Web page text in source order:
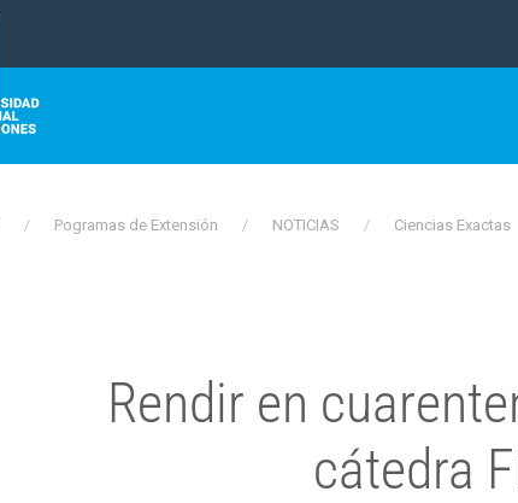
Pogramas de Extensión NOTICIAS Ciencias Exactas
Rendir en
cátedra